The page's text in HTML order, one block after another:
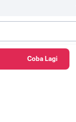
Coba Lagi